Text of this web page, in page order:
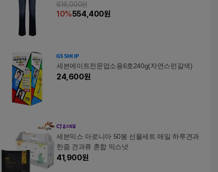
616,000원
10%554,400원
세븐에이트전문업소용6호240g(자연스런갈색)
24,600원
세븐믹스 아로니아 50봉 선물세트 매일 하루견과
한줌 견과류 혼합 믹스넛
41,900원